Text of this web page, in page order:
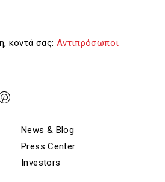
κοντά σας: Αντιπρόσωποι
News & Blog
Press Center
Investors